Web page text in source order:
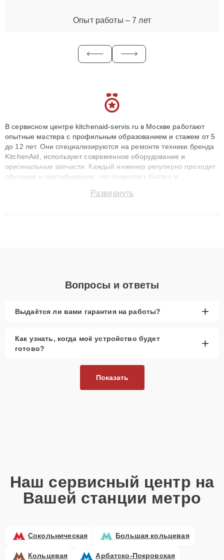
Опыт работы – 7 лет
В сервисном центре kitchenaid-servis.ru в Москве работают
опытные мастера с профильным образованием и стажем от 5
до 12 лет. Они специализируются на ремонте техники бренда
KitchenAid, используют современное оборудование и
оригинальные запчасти. Каждый инженер регулярно проходит
обучение и сертификацию, что позволяет быстро и
сохранением гарантии до 3 лет. Наши мастера решают
Развернуть
Вопросы и ответы
Выдаётся ли вами гарантия на работы? +
Как узнать, когда моё устройство будет
готово?
+
Показать
Наш сервисный центр на
Вашей станции метро
Сокольническая Большая кольцевая
Кольцевая Арбатско-Покровская